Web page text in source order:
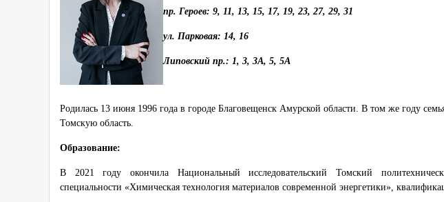
пр. Героев: 9, 11, 13, 15, 17, 19, 23, 27, 29, 31
ул. Парковая: 14, 16
Липовский пр.: 1, 3, 3А, 5, 5А
Родилась 13 июня 1996 года в городе Благовещенск Амурской области. В том же году
Томскую область.
Образование:
В 2021 году окончила Национальный исследовательский Томский
специальности «Химическая технология материалов современной энергетики»,